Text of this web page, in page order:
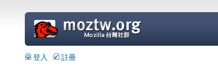
=
登入 註冊